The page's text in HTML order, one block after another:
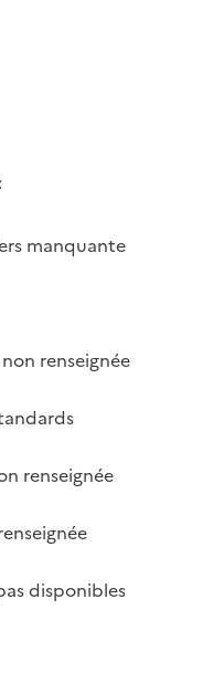
manquante
renseignée
renseignée
disponibles